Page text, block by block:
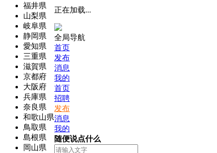
福井県
山梨県
岐阜県
静岡県
愛知県
三重県
滋賀県
京都府
大阪府
兵庫県
奈良県
和歌山県
鳥取県
島根県
岡山県
正在加载...
全局导航
首页
发布
消息
我的
首页
招聘
发布
消息
我的
随便说点什么